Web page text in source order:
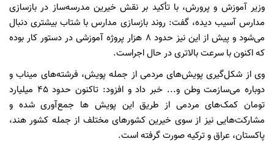
وزیر آموزش و پرورش، با تأکید بر نقش خیرین مدرسه‌ساز در بازسازی
مدارس آسیب دیده، گفت: روند بازسازی مدارس با شتاب بیشتری دنبال
می‌شود و پیش از این نیز حدود ۸ هزار پروژه آموزشی در دستور کار بوده
که اکنون با سرعت بالاتری در حال اجراست.
وی از شکل‌گیری پویش‌های مردمی از جمله پویش، فرشته‌های میناب و
دوباره می‌سازمت وطن و... خبر داد و افزود: تاکنون حدود ۴۵ میلیارد
تومان کمک‌های مردمی از طریق این پویش ها جمع‌آوری شده و
مشارکت‌هایی نیز از سوی خیرین کشورهای مختلف از جمله کشور هند،
پاکستان، عراق و ترکیه صورت گرفته است.